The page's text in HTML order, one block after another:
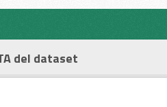
del dataset